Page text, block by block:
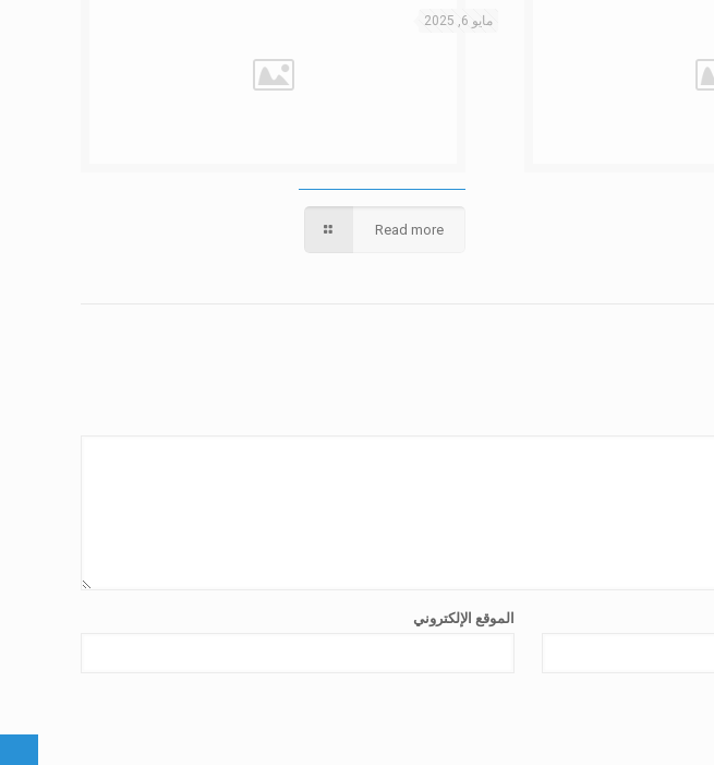
مايو 6, 2025
Read more
الموقع الإلكتروني